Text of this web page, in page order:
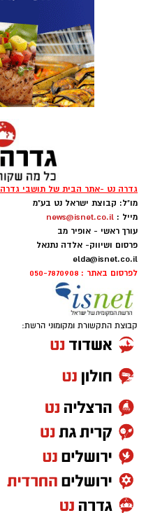
גדרה נט -אתר הבית של תושבי גדרה
מו"ל: קבוצת ישראל נט בע"מ
מייל : news@isnet.co.il
עורך ראשי - אופיר מב
פרסום ושיווק- אלדה נתנאל
elda@isnet.co.il
לפרסום באתר : 050-7870908
קבוצת התקשורת ומקומוני הרשת: